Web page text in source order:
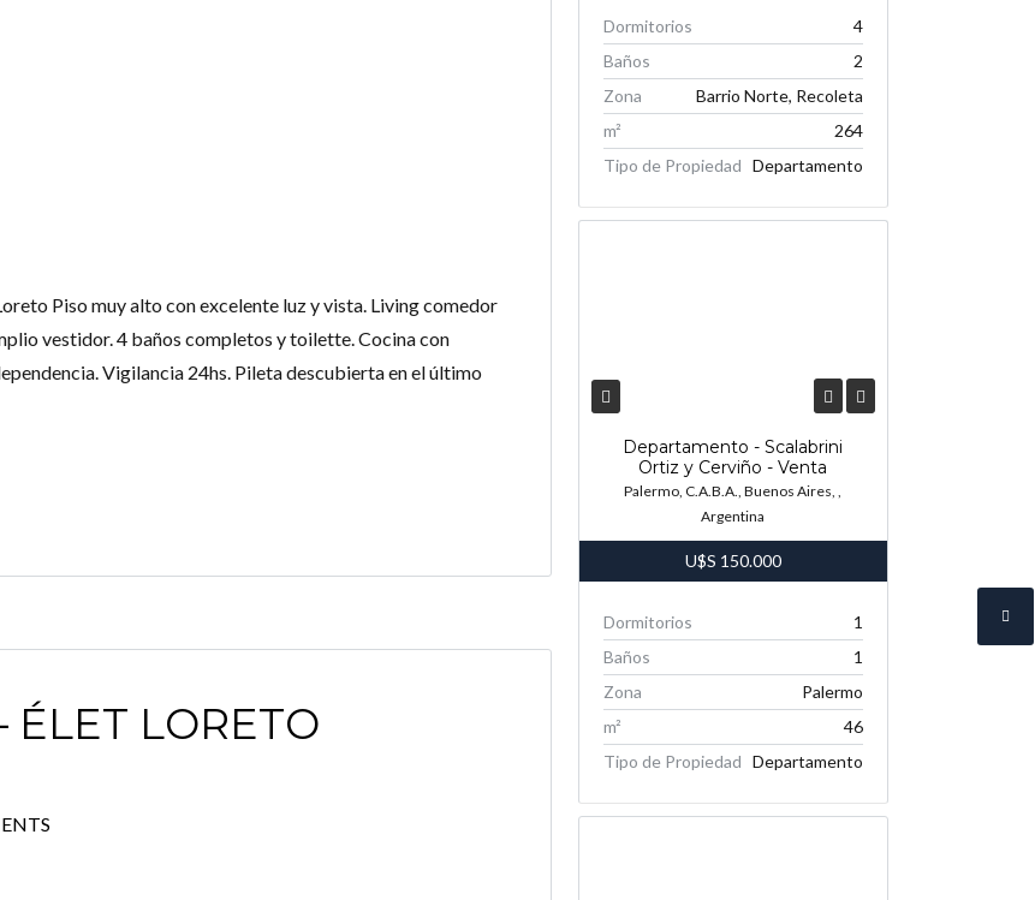
Piso muy alto con excelente luz y vista. Living comedor
vestidor. 4 baños completos y toilette. Cocina con
Vigilancia 24hs. Pileta descubierta en el último
ÉLET LORETO
Dormitorios
4
Baños
2
Zona
Barrio Norte, Recoleta
m²
264
Tipo de Propiedad Departamento
Departamento - Scalabrini
Ortiz y Cerviño - Venta
Palermo, C.A.B.A., Buenos Aires, ,
Argentina
U$S 150.000
Dormitorios
1
Baños
1
Zona
Palermo
m²
46
Tipo de Propiedad Departamento